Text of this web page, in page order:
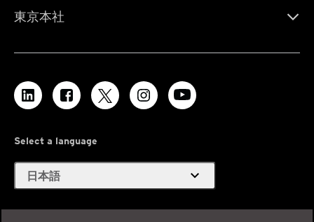
東京本社
Select a language
日本語 expand_more